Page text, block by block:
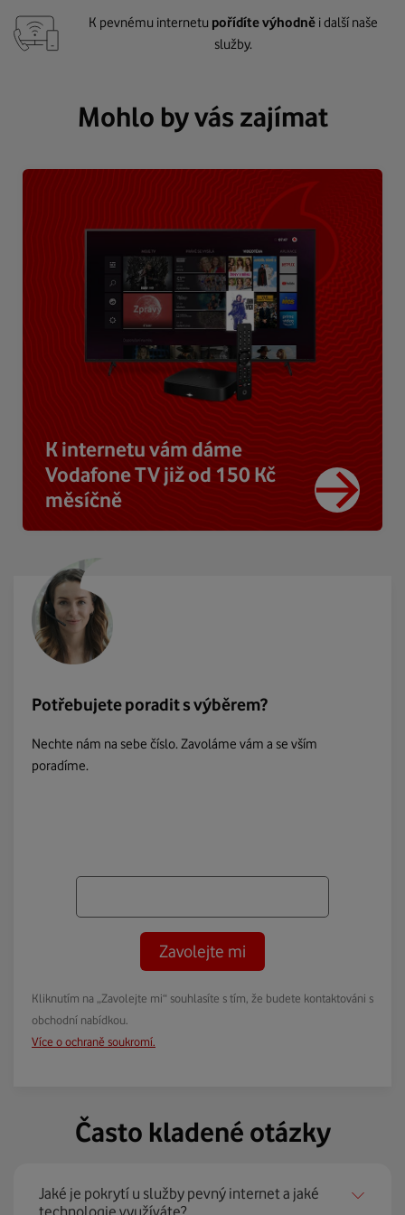
K pevnému internetu pořídíte výhodně i další naše
služby.
Mohlo by vás zajímat
K internetu vám dáme
Vodafone TV již od 150 Kč
měsíčně
Potřebujete poradit s výběrem?
Nechte nám na sebe číslo. Zavoláme vám a se vším
poradíme.
Zavolejte mi
Kliknutím na „Zavolejte mi“ souhlasíte s tím, že budete kontaktováni s
obchodní nabídkou.
Více o ochraně soukromí.
Často kladené otázky
Jaké je pokrytí u služby pevný internet a jaké
technologie využíváte?